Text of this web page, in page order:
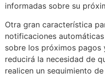
informadas sobre su
Otra gran característica
notificaciones
sobre los próximos pagos
reducirá la necesidad de
realicen un seguimiento